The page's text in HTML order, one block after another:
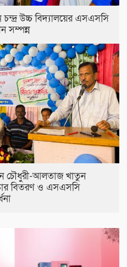
উচ্চ বিদ্যালয়ের এসএসসি
সম্পন্ন
চৌধুরী-আলতাজ খাতুন
বিতরণ ও এসএসসি